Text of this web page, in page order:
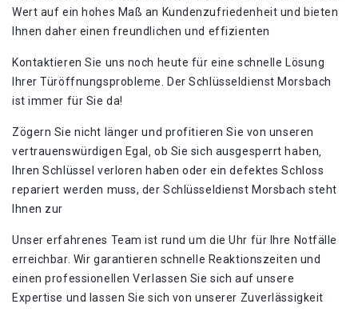
Wert auf ein hohes Maß an Kundenzufriedenheit und bieten
Ihnen daher einen freundlichen und effizienten
Kontaktieren Sie uns noch heute für eine schnelle Lösung
Ihrer Türöffnungsprobleme. Der Schlüsseldienst Morsbach
ist immer für Sie da!​
Zögern Sie nicht länger und profitieren Sie von unseren
vertrauenswürdigen Egal‚ ob Sie sich ausgesperrt haben‚
Ihren Schlüssel verloren haben oder ein defektes Schloss
repariert werden muss, der Schlüsseldienst Morsbach steht
Ihnen zur
Unser erfahrenes Team ist rund um die Uhr für Ihre Notfälle
erreichbar. Wir garantieren schnelle Reaktionszeiten und
einen professionellen Verlassen Sie sich auf unsere
Expertise und lassen Sie sich von unserer Zuverlässigkeit